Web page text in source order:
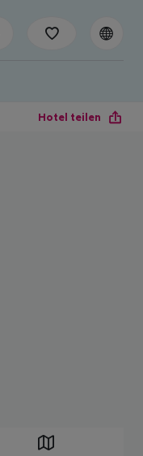
Hotel teilen